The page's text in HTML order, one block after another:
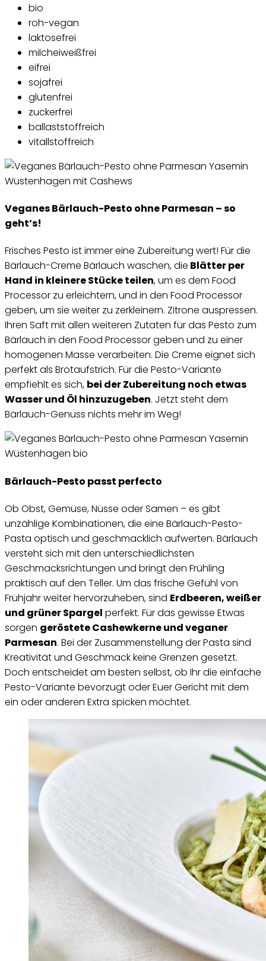
bio
roh-vegan
laktosefrei
milcheiweißfrei
eifrei
sojafrei
glutenfrei
zuckerfrei
ballaststoffreich
vitallstoffreich
Veganes Bärlauch-Pesto ohne Parmesan – so
geht’s!
Frisches Pesto ist immer eine Zubereitung wert! Für die
Bärlauch-Creme Bärlauch waschen, die Blätter per
Hand in kleinere Stücke teilen, um es dem Food
Processor zu erleichtern, und in den Food Processor
geben, um sie weiter zu zerkleinern. Zitrone auspressen.
Ihren Saft mit allen weiteren Zutaten für das Pesto zum
Bärlauch in den Food Processor geben und zu einer
homogenen Masse verarbeiten. Die Creme eignet sich
perfekt als Brotaufstrich. Für die Pesto-Variante
empfiehlt es sich, bei der Zubereitung noch etwas
Wasser und Öl hinzuzugeben. Jetzt steht dem
Bärlauch-Genuss nichts mehr im Weg!
Bärlauch-Pesto passt perfecto
Ob Obst, Gemüse, Nüsse oder Samen – es gibt
unzählige Kombinationen, die eine Bärlauch-Pesto-
Pasta optisch und geschmacklich aufwerten. Bärlauch
versteht sich mit den unterschiedlichsten
Geschmacksrichtungen und bringt den Frühling
praktisch auf den Teller. Um das frische Gefühl von
Frühjahr weiter hervorzuheben, sind Erdbeeren, weißer
und grüner Spargel perfekt. Für das gewisse Etwas
sorgen geröstete Cashewkerne und veganer
Parmesan. Bei der Zusammenstellung der Pasta sind
Kreativität und Geschmack keine Grenzen gesetzt.
Doch entscheidet am besten selbst, ob Ihr die einfache
Pesto-Variante bevorzugt oder Euer Gericht mit dem
ein oder anderen Extra spicken möchtet.